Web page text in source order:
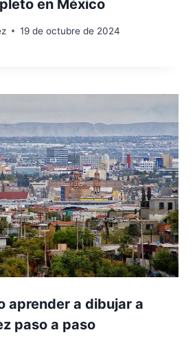
en México
19 de octubre de 2024
aprender a dibujar a
paso a paso